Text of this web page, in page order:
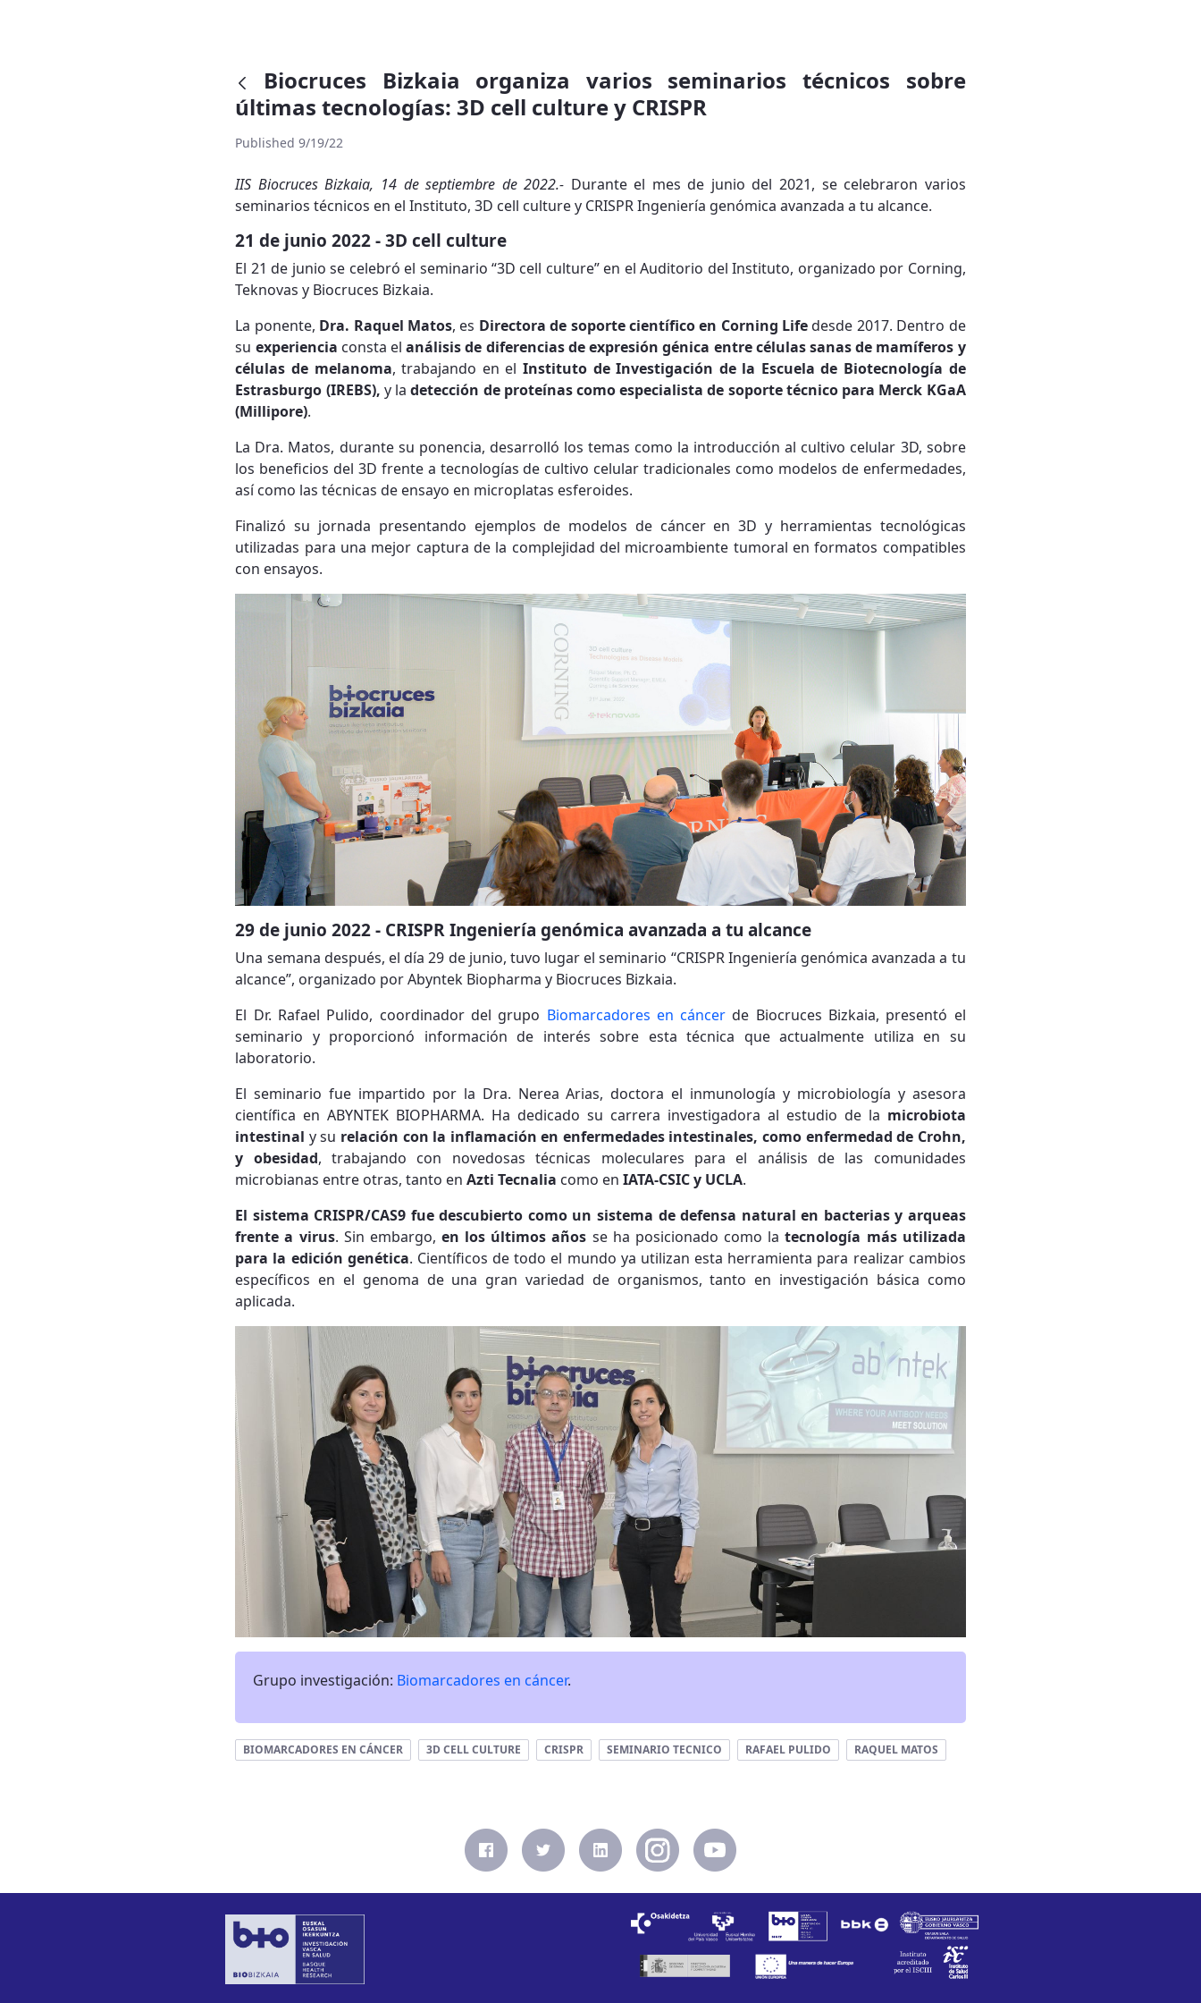
Biocruces Bizkaia organiza varios seminarios técnicos sobre
últimas tecnologías: 3D cell culture y CRISPR
Published 9/19/22
IIS Biocruces Bizkaia, 14 de septiembre de 2022.- Durante el mes de junio del 2021, se celebraron varios
seminarios técnicos en el Instituto, 3D cell culture y CRISPR Ingeniería genómica avanzada a tu alcance.
21 de junio 2022 - 3D cell culture
El 21 de junio se celebró el seminario “3D cell culture” en el Auditorio del Instituto, organizado por Corning,
Teknovas y Biocruces Bizkaia.
La ponente, Dra. Raquel Matos, es Directora de soporte científico en Corning Lifedesde 2017. Dentro de
su experiencia consta elanálisis de diferencias de expresión génica entre células sanas de mamíferos y
células de melanoma, trabajando en el Instituto de Investigación de la Escuela de Biotecnología de
Estrasburgo (IREBS), y ladetección de proteínas como especialista de soporte técnico para Merck KGaA
(Millipore).
La Dra. Matos, durante su ponencia, desarrolló los temas como la introducción al cultivo celular 3D, sobre
los beneficios del 3D frente a tecnologías de cultivo celular tradicionales como modelos de enfermedades,
así como las técnicas de ensayo en microplatas esferoides.
Finalizó su jornada presentando ejemplos de modelos de cáncer en 3D y herramientas tecnológicas
utilizadas para una mejor captura de la complejidad del microambiente tumoral en formatos compatibles
con ensayos.
29 de junio 2022 - CRISPR Ingeniería genómica avanzada a tu alcance
Una semana después, el día 29 de junio, tuvo lugar el seminario “CRISPR Ingeniería genómica avanzada a tu
alcance”, organizado por Abyntek Biopharma y Biocruces Bizkaia.
El Dr. Rafael Pulido, coordinador del grupo Biomarcadores en cáncer de Biocruces Bizkaia, presentó el
seminario y proporcionó información de interés sobre esta técnica que actualmente utiliza en su
laboratorio.
El seminario fue impartido por la Dra. Nerea Arias, doctora el inmunología y microbiología y asesora
científica en ABYNTEK BIOPHARMA. Ha dedicado su carrera investigadora al estudio de la microbiota
intestinal y su relación con la inflamación en enfermedades intestinales, como enfermedad de Crohn,
y obesidad, trabajando con novedosas técnicas moleculares para el análisis de las comunidades
microbianas entre otras, tanto enAzti Tecnalia como enIATA-CSIC y UCLA.
El sistema CRISPR/CAS9 fue descubierto como un sistema de defensa natural en bacterias y arqueas
frente a virus. Sin embargo,en los últimos años se ha posicionado como latecnología más utilizada
para la edición genética. Científicos de todo el mundo ya utilizan esta herramienta para realizar cambios
específicos en el genoma de una gran variedad de organismos, tanto en investigación básica como
aplicada.
Grupo investigación: Biomarcadores en cáncer.
BIOMARCADORES EN CÁNCER 3D CELL CULTURE CRISPR SEMINARIO TECNICO RAFAEL PULIDO RAQUEL MATOS